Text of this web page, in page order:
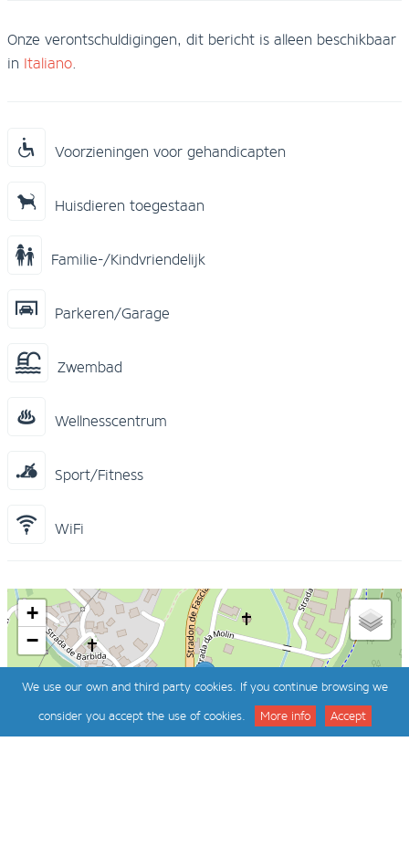
Onze verontschuldigingen, dit bericht is alleen beschikbaar
in Italiano.
Voorzieningen voor gehandicapten
Huisdieren toegestaan
Familie-/Kindvriendelijk
Parkeren/Garage
Zwembad
Wellnesscentrum
Sport/Fitness
WiFi
+
−
We use our own and third party cookies. If you continue browsing we
consider you accept the use of cookies.
More info Accept